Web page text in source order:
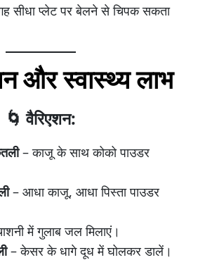
सीधा प्लेट पर बेलने से चिपक सकता
और स्वास्थ्य लाभ
🌀 वैरिएशन:
– काजू के साथ कोको पाउडर
– आधा काजू, आधा पिस्ता पाउडर
में गुलाब जल मिलाएं।
– केसर के धागे दूध में घोलकर डालें।